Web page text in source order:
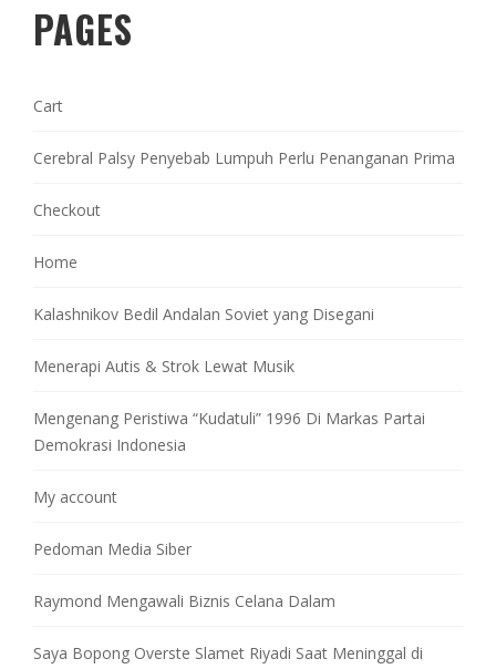
PAGES
Cart
Cerebral Palsy Penyebab Lumpuh Perlu Penanganan Prima
Checkout
Home
Kalashnikov Bedil Andalan Soviet yang Disegani
Menerapi Autis & Strok Lewat Musik
Mengenang Peristiwa “Kudatuli” 1996 Di Markas Partai
Demokrasi Indonesia
My account
Pedoman Media Siber
Raymond Mengawali Biznis Celana Dalam
Saya Bopong Overste Slamet Riyadi Saat Meninggal di